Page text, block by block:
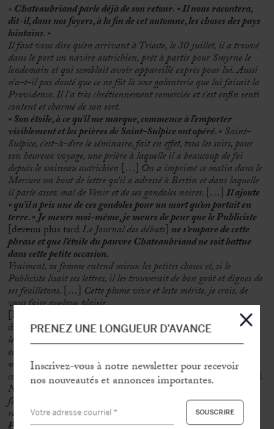
«Chateaubriand parle déjà de son retour. « Il nous racontera,
dit-il, dans nos foyers, à la fin de cet automne, les choses des pays
lointains. »
Il faut vous dire qu’en arrivant à Trieste, le 30 juillet, il a trouvé
dans le port un navire autrichien, prêt à partir pour Smyrne le
lendemain et qui semblait avoir appareillé exprès pour lui. Aussi
n’a-t-il pas douté que ce ne fût là une galanterie que lui faisait la
Providence. Il l’a très chrétiennement remerciée et s’est enfin senti
content et charmé de son sort.
« Son étoile, à ce qu’il me marque, commence à l’emporter
visiblement et les prières de Saint-Sulpice ont opéré. »Saint-
Sulpice, c’est-à-dire le séminaire, fait en effet, tous les soirs, pour
son heureux voyage, une prière à laquelle il a beaucoup de foi
depuis le vaisseau autrichien […] On a imprimé ce matin dans le
Mercure un bout de lettre qu’il a adressé à Bertin et dans laquelle
il parle assez mal de Venir et de ses gondoles noires. […]Il ajoute
« qu’il a pris une de ces gondoles pour un mort qu’on portait en
terre. » Je meurs moi-même, je meurs de peur que le Publiciste
[devenu plus tardLe Journal des débats] ne s’empare de cette
phrase et que l’étoile du pauvre Chateaubriand ne soit battue
dans cette petite occasion.
Vraiment, sa femme entend mieux les petites choses et, si le
Publiciste lisait ses lettres, il les trouverait de bon goût et dignes de
ses feuilletons. […] Cette plume vive et leste mérite, je crois, de
vous faire quelque plaisir.
[Ici Joubert reproduit la lettre de Madame de Chateaubriand
du 26 juillet, n°139 142].Je n’ai pas sous les yeux la deuxième
lettre à ma femme, et qui est encore plus piquante. Au moment où
elle l’écrivait, son mari était parti la veille à dix heures du soir.
voyage toujours la nuit, comme vous voyez[…]Dieu les
conduise et les ramène tous les deux ! J’attends la femme et le mari.
Nous consolerons celle-ci du mieux que nous pourrons. C’est
fâcheux de ne pouvoir espérer des nouvelles de l’autre que par son
retour et sa présence.Enfin, il faut espérer que la même
PRENEZ UNE LONGUEUR D’AVANCE
Inscrivez-vous à notre newsletter pour recevoir
nos nouveautés et annonces importantes.